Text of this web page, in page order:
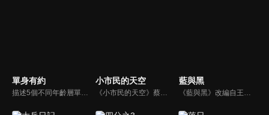
單身有約
描述5個不同年齡層單身女子的愛情、婚姻觀。
小市民的天空
《小市民的天空》蔡明亮擔任策劃，交由不同導演負責，蔡明亮自己編導了其中的四部：《我的名字叫做瑪麗》、《麗香的感情線》、《阿雄的初戀情人》和《給我一個家》。
藍與黑
《藍與黑》改編自王藍所著的同名長篇小說（1958年發行，該書被譽為四大抗戰小說之一），故事發生在民國26年對日抗戰爆發到39年國民政府遷台期間，場景則橫跨天津、北平、重慶、上海到台灣，描述孤女唐琪、千金大小姐鄭美莊與孤兒張醒亞「兩女一男」之間，一段見證大時代的烽火戀。